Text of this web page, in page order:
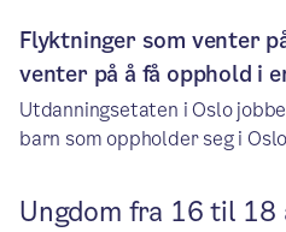
Flyktninger som venter
venter på å få opphold i
Utdanningsetaten i Oslo
barn som oppholder seg i
Ungdom fra 16 til 18